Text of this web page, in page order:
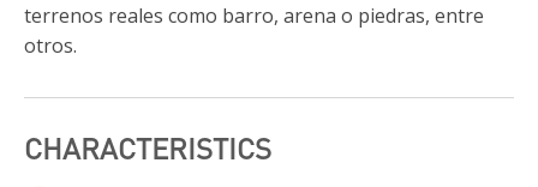
terrenos reales como barro, arena o piedras, entre
otros.
CHARACTERISTICS